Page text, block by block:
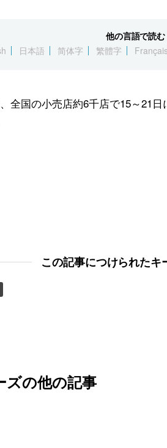
他の言語で読む
日本語 简体字 繁體字
全国の小売店約6千店で15～21
この記事につけられたキ
ズの他の記事